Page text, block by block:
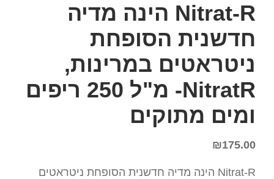
Nitrat-R הינה מדיה
חדשנית הסופחת
ניטראטים במרינות,
NitratR- מ"ל 250 ריפים
ומים מתוקים
₪175.00
Nitrat-R הינה מדיה חדשנית הסופחת ניטראטים